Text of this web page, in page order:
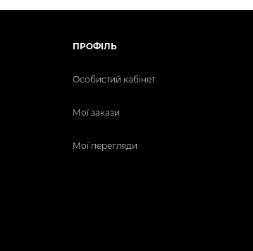
ПРОФІЛЬ
Особистий кабінет
Мої закази
Мої перегляди